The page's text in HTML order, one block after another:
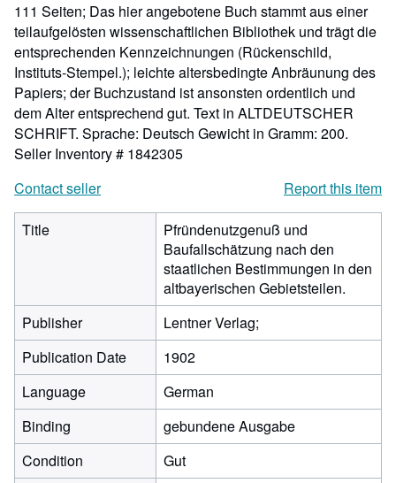
111 Seiten; Das hier angebotene Buch stammt aus einer
teilaufgelösten wissenschaftlichen Bibliothek und trägt die
entsprechenden Kennzeichnungen (Rückenschild,
Instituts-Stempel.); leichte altersbedingte Anbräunung des
Papiers; der Buchzustand ist ansonsten ordentlich und
dem Alter entsprechend gut. Text in ALTDEUTSCHER
SCHRIFT. Sprache: Deutsch Gewicht in Gramm: 200.
Seller Inventory # 1842305
Contact seller
Report this item
Title
Pfründenutzgenuß und
Baufallschätzung nach den
staatlichen Bestimmungen in den
altbayerischen Gebietsteilen.
Publisher
Lentner Verlag;
Publication Date
1902
Language
German
Binding
gebundene Ausgabe
Condition
Gut